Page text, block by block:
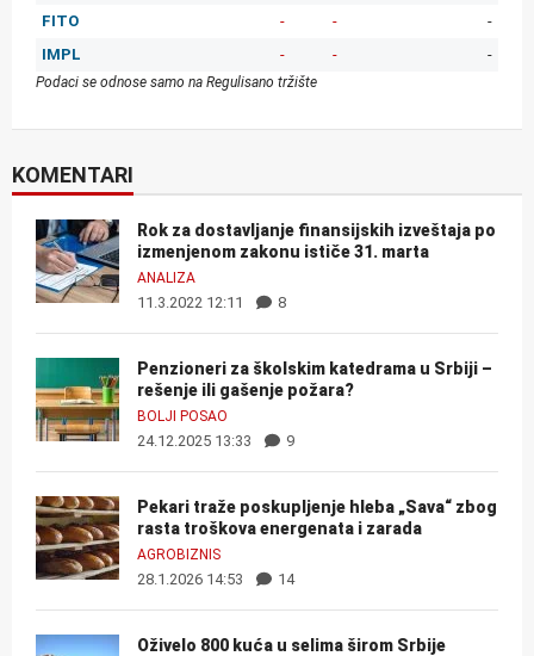
FITO
- -
-
IMPL
- - -
Podaci se odnose samo na Regulisano tržište
KOMENTARI
Rok za dostavljanje finansijskih izveštaja po
izmenjenom zakonu ističe 31. marta
ANALIZA
11.3.2022 12:11 8
Penzioneri za školskim katedrama u Srbiji –
rešenje ili gašenje požara?
BOLJI POSAO
24.12.2025 13:33 9
Pekari traže poskupljenje hleba „Sava“ zbog
rasta troškova energenata i zarada
AGROBIZNIS
28.1.2026 14:53 14
Oživelo 800 kuća u selima širom Srbije